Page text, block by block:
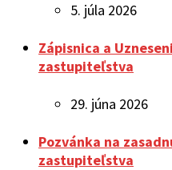
5. júla 2026
Zápisnica a
zastupiteľstva
29. júna 2026
Pozvánka na
zastupiteľstva